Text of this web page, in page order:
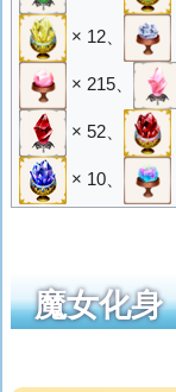
× 12、
× 215、
× 52、
× 10、
魔女化身